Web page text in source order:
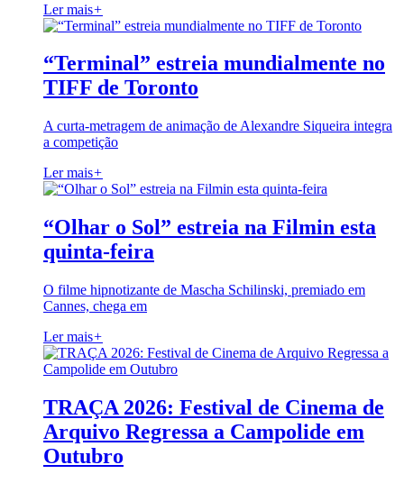
Ler mais+
“Terminal” estreia mundialmente no
TIFF de Toronto
A curta-metragem de animação de Alexandre Siqueira integra
a competição
Ler mais+
“Olhar o Sol” estreia na Filmin esta
quinta-feira
O filme hipnotizante de Mascha Schilinski, premiado em
Cannes, chega em
Ler mais+
TRAÇA 2026: Festival de Cinema de
Arquivo Regressa a Campolide em
Outubro